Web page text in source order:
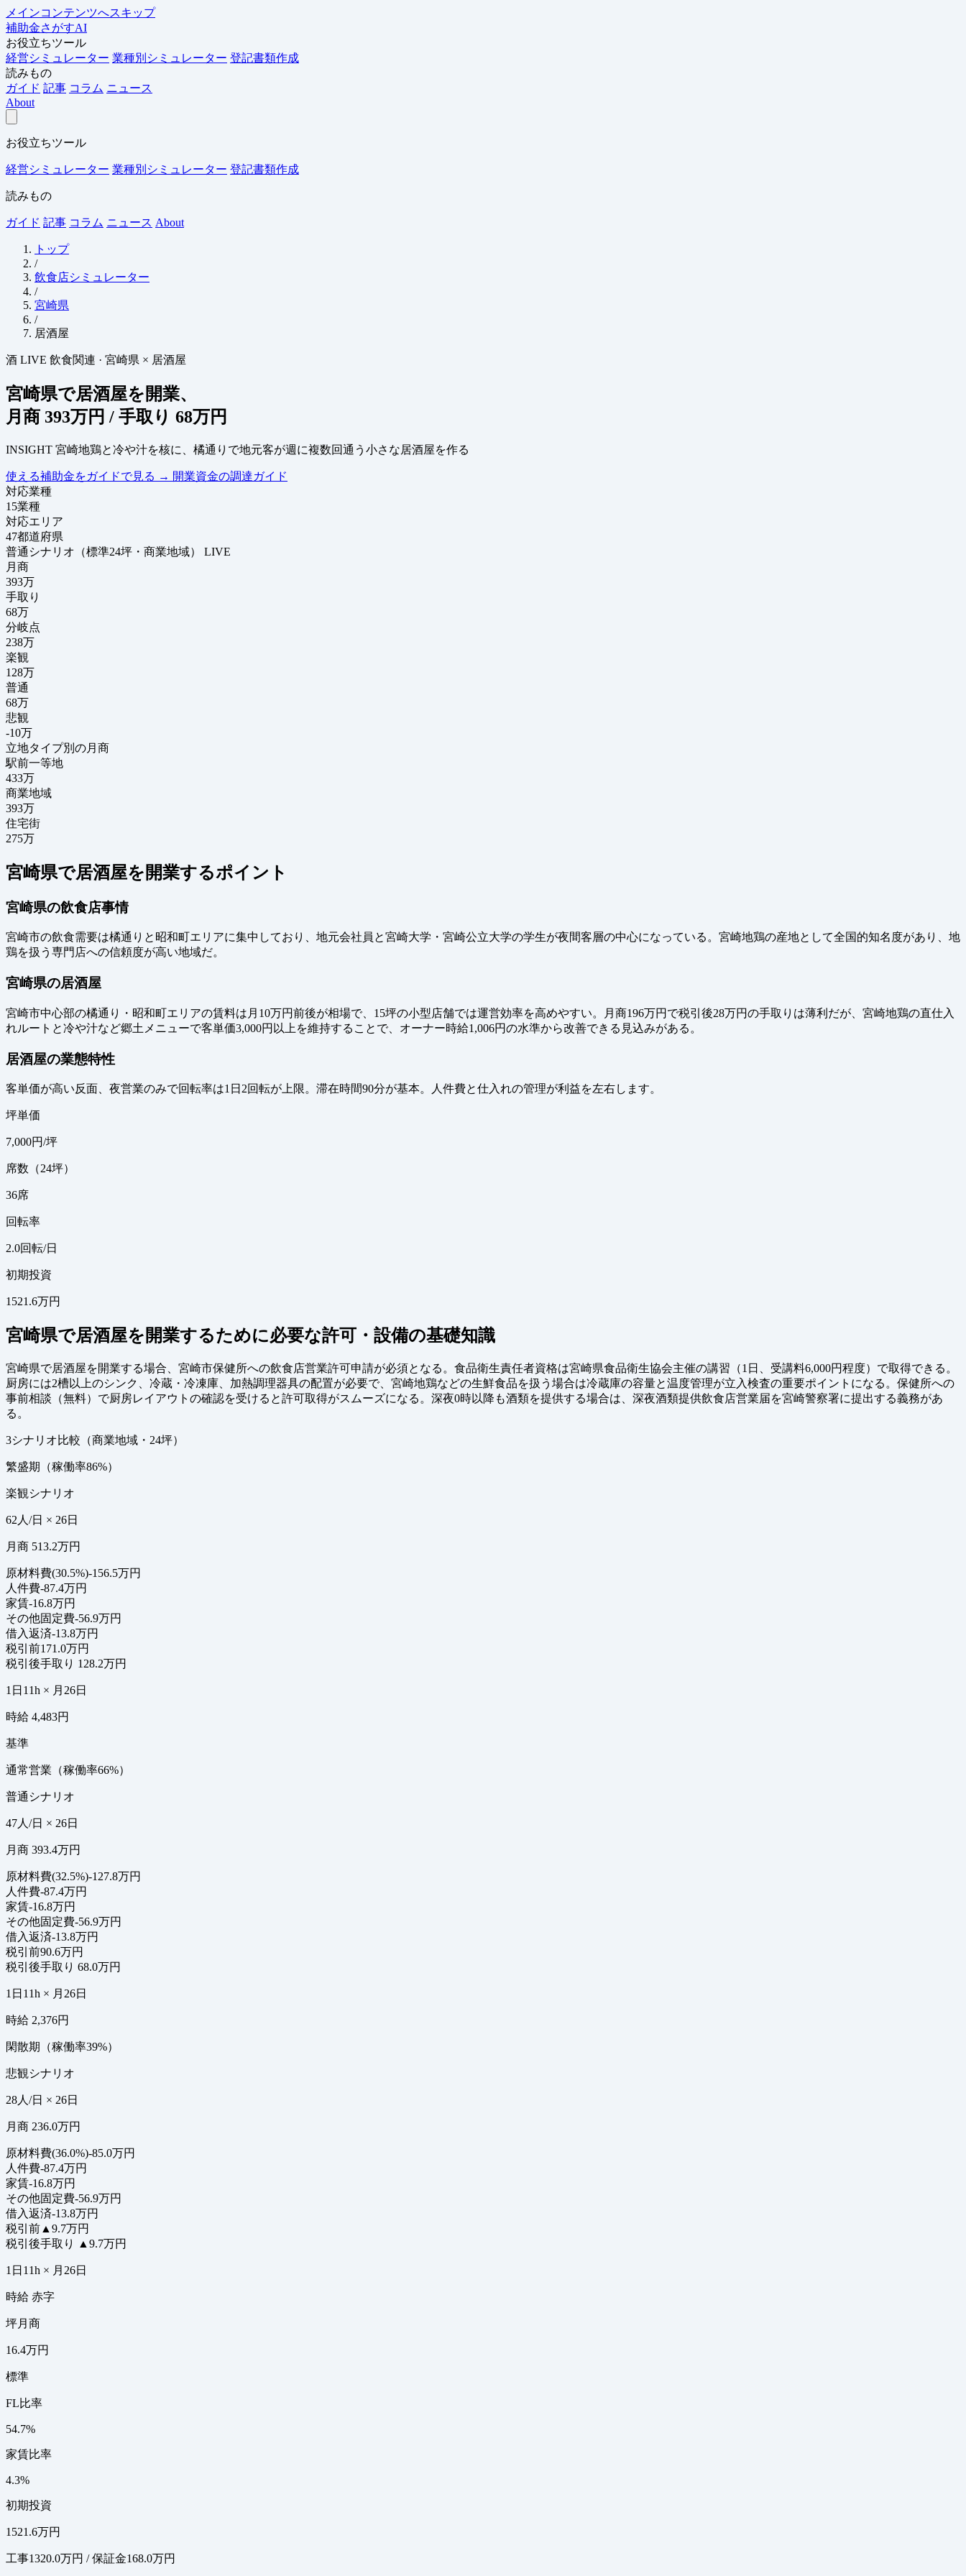
メインコンテンツへスキップ
補助金さがすAI
お役立ちツール
経営シミュレーター 業種別シミュレーター 登記書類作成
読みもの
ガイド 記事 コラム ニュース
About
お役立ちツール
経営シミュレーター 業種別シミュレーター 登記書類作成
読みもの
ガイド 記事 コラム ニュース About
トップ
/
飲食店シミュレーター
/
宮崎県
/
居酒屋
酒 LIVE 飲食関連 · 宮崎県 × 居酒屋
宮崎県で居酒屋を開業、
月商 393万円 / 手取り 68万円
INSIGHT 宮崎地鶏と冷や汁を核に、橘通りで地元客が週に複数回通う小さな居酒屋を作る
使える補助金をガイドで見る → 開業資金の調達ガイド
対応業種
15業種
対応エリア
47都道府県
普通シナリオ（標準24坪・商業地域）
LIVE
月商
393万
手取り
68万
分岐点
238万
楽観
128万
普通
68万
悲観
-10万
立地タイプ別の月商
駅前一等地
433万
商業地域
393万
住宅街
275万
宮崎県で居酒屋を開業するポイント
宮崎県の飲食店事情
宮崎市の飲食需要は橘通りと昭和町エリアに集中しており、地元会社員と宮崎大学・宮崎公立大学の学生が夜間客層の中心になっている。宮崎地鶏の産地として全国的知名度があり、地
鶏を扱う専門店への信頼度が高い地域だ。
宮崎県の居酒屋
宮崎市中心部の橘通り・昭和町エリアの賃料は月10万円前後が相場で、15坪の小型店舗では運営効率を高めやすい。月商196万円で税引後28万円の手取りは薄利だが、宮崎地鶏の直仕入
れルートと冷や汁など郷土メニューで客単価3,000円以上を維持することで、オーナー時給1,006円の水準から改善できる見込みがある。
居酒屋の業態特性
客単価が高い反面、夜営業のみで回転率は1日2回転が上限。滞在時間90分が基本。人件費と仕入れの管理が利益を左右します。
坪単価
7,000円/坪
席数（24坪）
36席
回転率
2.0回転/日
初期投資
1521.6万円
宮崎県で居酒屋を開業するために必要な許可・設備の基礎知識
宮崎県で居酒屋を開業する場合、宮崎市保健所への飲食店営業許可申請が必須となる。食品衛生責任者資格は宮崎県食品衛生協会主催の講習（1日、受講料6,000円程度）で取得できる。
厨房には2槽以上のシンク、冷蔵・冷凍庫、加熱調理器具の配置が必要で、宮崎地鶏などの生鮮食品を扱う場合は冷蔵庫の容量と温度管理が立入検査の重要ポイントになる。保健所への
事前相談（無料）で厨房レイアウトの確認を受けると許可取得がスムーズになる。深夜0時以降も酒類を提供する場合は、深夜酒類提供飲食店営業届を宮崎警察署に提出する義務があ
る。
3シナリオ比較（商業地域・24坪）
繁盛期（稼働率86%）
楽観シナリオ
62人/日 × 26日
月商 513.2万円
原材料費(30.5%)-156.5万円
人件費-87.4万円
家賃-16.8万円
その他固定費-56.9万円
借入返済-13.8万円
税引前171.0万円
税引後手取り 128.2万円
1日11h × 月26日
時給 4,483円
基準
通常営業（稼働率66%）
普通シナリオ
47人/日 × 26日
月商 393.4万円
原材料費(32.5%)-127.8万円
人件費-87.4万円
家賃-16.8万円
その他固定費-56.9万円
借入返済-13.8万円
税引前90.6万円
税引後手取り 68.0万円
1日11h × 月26日
時給 2,376円
閑散期（稼働率39%）
悲観シナリオ
28人/日 × 26日
月商 236.0万円
原材料費(36.0%)-85.0万円
人件費-87.4万円
家賃-16.8万円
その他固定費-56.9万円
借入返済-13.8万円
税引前 ▲9.7万円
税引後手取り
▲9.7万円
1日11h × 月26日
時給 赤字
坪月商
16.4万円
標準
FL比率
54.7%
家賃比率
4.3%
初期投資
1521.6万円
工事1320.0万円 / 保証金168.0万円